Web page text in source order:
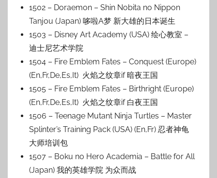
1502 – Doraemon – Shin Nobita no Nippon
Tanjou (Japan) 哆啦A梦 新大雄的日本诞生
1503 – Disney Art Academy (USA) 绘心教室 –
迪士尼艺术学院
1504 – Fire Emblem Fates – Conquest (Europe)
(En,Fr,De,Es,It) 火焰之纹章if 暗夜王国
1505 – Fire Emblem Fates – Birthright (Europe)
(En,Fr,De,Es,It) 火焰之纹章if 白夜王国
1506 – Teenage Mutant Ninja Turtles – Master
Splinter’s Training Pack (USA) (En,Fr) 忍者神龟
大师培训包
1507 – Boku no Hero Academia – Battle for All
(Japan) 我的英雄学院 为众而战